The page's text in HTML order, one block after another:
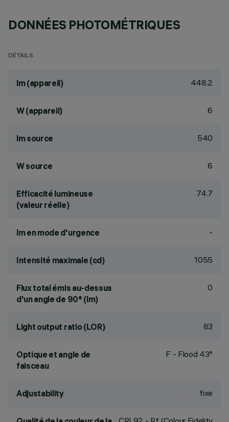
DONNÉES PHOTOMÉTRIQUES
DÉTAILS
lm (appareil) 448.2
W (appareil) 6
lm source 540
W source 6
Efficacité lumineuse
(valeur réelle)
74.7
lm en mode d'urgence -
Intensité maximale (cd) 1055
Flux total émis au-dessus
d'un angle de 90° (lm)
0
Light output ratio (LOR) 83
Optique et angle de
faisceau
F - Flood 43°
Adjustability fixe